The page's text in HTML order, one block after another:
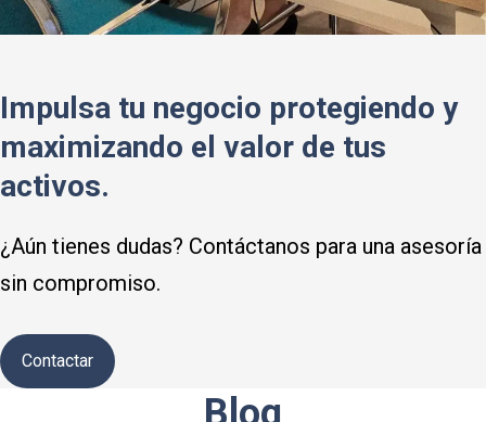
Impulsa tu negocio protegiendo y
maximizando el valor de tus
activos.
¿Aún tienes dudas? Contáctanos para una asesoría
sin compromiso.
Contactar